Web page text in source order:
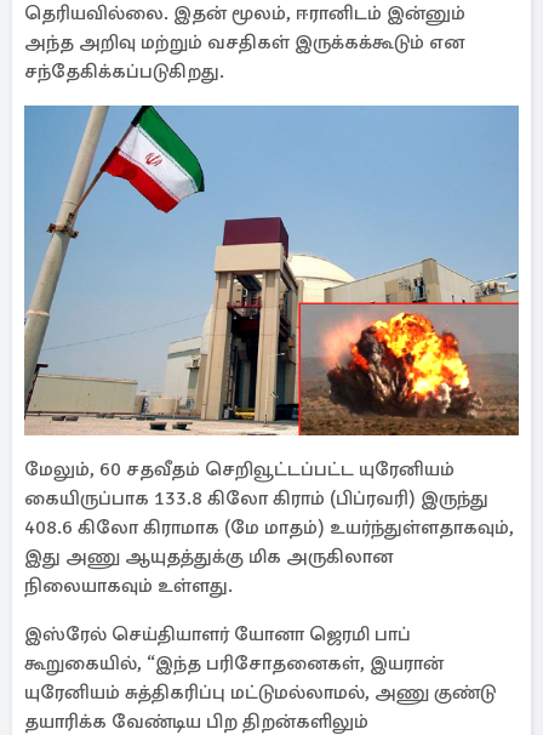
தெரியவில்லை. இதன் மூலம், ஈரானிடம் இன்னும்
அந்த அறிவு மற்றும் வசதிகள் இருக்கக்கூடும் என
சந்தேகிக்கப்படுகிறது.
மேலும், 60 சதவீதம் செறிவூட்டப்பட்ட யுரேனியம்
கையிருப்பாக 133.8 கிலோ கிராம் (பிப்ரவரி) இருந்து
408.6 கிலோ கிராமாக (மே மாதம்) உயர்ந்துள்ளதாகவும்,
இது அணு ஆயுதத்துக்கு மிக அருகிலான
நிலையாகவும் உள்ளது.
இஸ்ரேல் செய்தியாளர் யோனா ஜெரமி பாப்
கூறுகையில், “இந்த பரிசோதனைகள், இயரான்
யுரேனியம் சுத்திகரிப்பு மட்டுமல்லாமல், அணு குண்டு
தயாரிக்க வேண்டிய பிற திறன்களிலும்